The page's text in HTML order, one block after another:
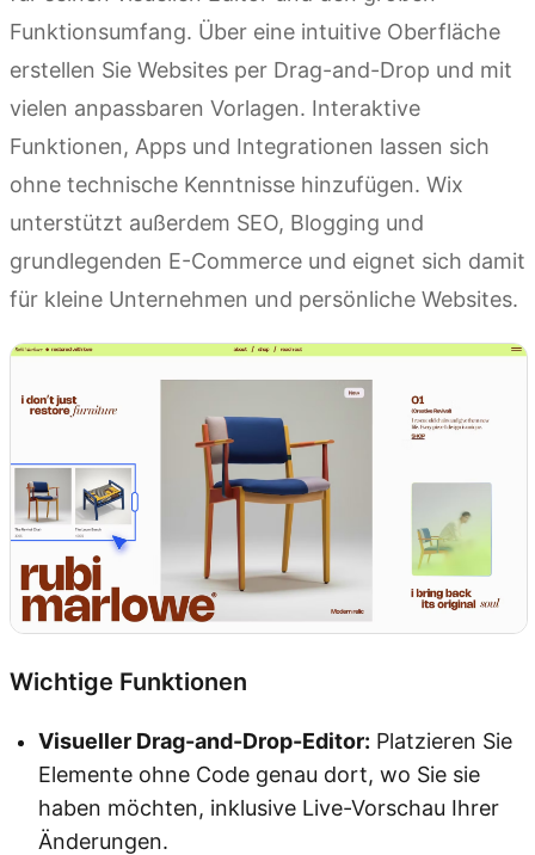
Funktionsumfang. Über eine intuitive Oberfläche
erstellen Sie Websites per Drag-and-Drop und mit
vielen anpassbaren Vorlagen. Interaktive
Funktionen, Apps und Integrationen lassen sich
ohne technische Kenntnisse hinzufügen. Wix
unterstützt außerdem SEO, Blogging und
grundlegenden E-Commerce und eignet sich damit
für kleine Unternehmen und persönliche Websites.
Wichtige Funktionen
Visueller Drag-and-Drop-Editor: Platzieren Sie
Elemente ohne Code genau dort, wo Sie sie
haben möchten, inklusive Live-Vorschau Ihrer
Änderungen.